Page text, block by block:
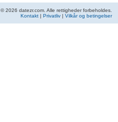
© 2026 datezr.com. Alle rettigheder forbeholdes.
Kontakt | Privatliv | Vilkår og betingelser